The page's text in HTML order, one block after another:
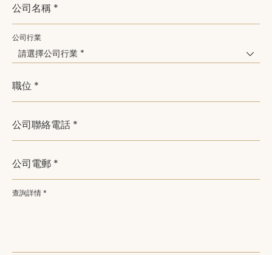
公司名稱 *
公司行業
請選擇公司行業 *
職位 *
公司聯絡電話 *
公司電郵 *
查詢詳情 *